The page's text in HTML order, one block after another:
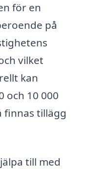
för en
på
vilket
kan
och 10 000
finnas tillägg
till med